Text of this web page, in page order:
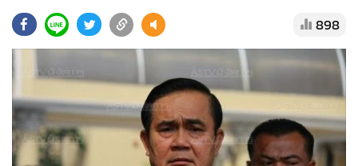
• ละคร
•
Cyber BIZ
• ผู้จัดกวน
• Good health & Well-being
•
Green Innovation & SD
898